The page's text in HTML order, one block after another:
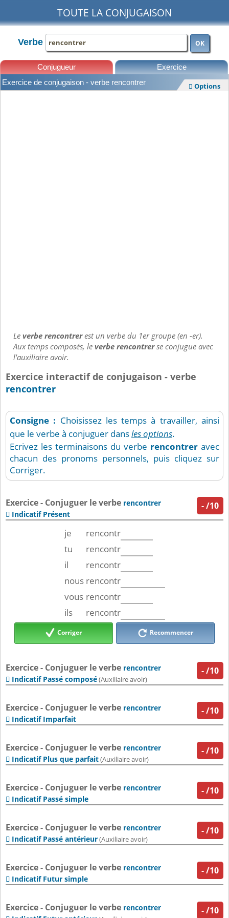
TOUTE LA CONJUGAISON
Verbe OK
Conjugueur Exercice
Exercice de conjugaison - verbe rencontrer  Options
Leverbe rencontrerest un verbe du 1er groupe (en -er).
Aux temps composés, leverbe rencontrerse conjugue avec
l'auxiliaire avoir.
Exercice interactif de conjugaison - verbe
rencontrer
Consigne : Choisissez les temps à travailler, ainsi
que le verbe à conjuguer dansles options.
Ecrivez les terminaisons du verbe rencontrer avec
chacun des pronoms personnels, puis cliquez sur
Corriger.
-/10
Exercice - Conjuguer le verbe rencontrer
 Indicatif Présent
je
rencontr
tu
rencontr
il
rencontr
nous rencontr
vous rencontr
ils
rencontr
Corriger Recommencer
-/10
Exercice - Conjuguer le verbe rencontrer
 Indicatif Passé composé(Auxiliaire avoir)
-/10
Exercice - Conjuguer le verbe rencontrer
 Indicatif Imparfait
-/10
Exercice - Conjuguer le verbe rencontrer
 Indicatif Plus que parfait(Auxiliaire avoir)
-/10
Exercice - Conjuguer le verbe rencontrer
 Indicatif Passé simple
-/10
Exercice - Conjuguer le verbe rencontrer
 Indicatif Passé antérieur(Auxiliaire avoir)
-/10
Exercice - Conjuguer le verbe rencontrer
 Indicatif Futur simple
-/10
Exercice - Conjuguer le verbe rencontrer